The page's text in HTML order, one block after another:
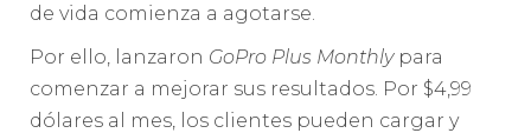
de vida comienza a agotarse.
Por ello, lanzaron GoPro Plus Monthlypara
comenzar a mejorar sus resultados. Por $4,99
dólares al mes, los clientes pueden cargar y